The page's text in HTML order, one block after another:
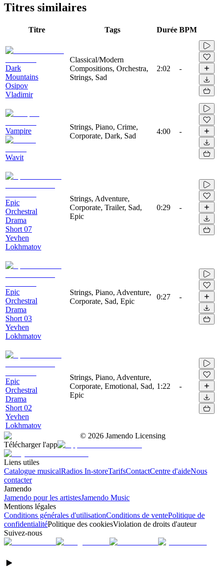
Titres similaires
Titre Tags Durée BPM
Dark
Mountains
Osipov
Vladimir
Classical/Modern
Compositions, Orchestra,
Strings, Sad
2:02 -
Vampire
Wavit
Strings, Piano, Crime,
Corporate, Dark, Sad
4:00 -
Epic
Orchestral
Drama
Short 07
Yevhen
Lokhmatov
Strings, Adventure,
Corporate, Trailer, Sad,
Epic
0:29 -
Epic
Orchestral
Drama
Short 03
Yevhen
Lokhmatov
Strings, Piano, Adventure,
Corporate, Sad, Epic
0:27 -
Epic
Orchestral
Drama
Short 02
Yevhen
Lokhmatov
Strings, Piano, Adventure,
Corporate, Emotional, Sad,
Epic
1:22 -
© 2026 Jamendo Licensing
Télécharger l'app
Liens utiles
Catalogue musicalRadios In-storeTarifsContactCentre d'aideNous
contacter
Jamendo
Jamendo pour les artistesJamendo Music
Mentions légales
Conditions générales d'utilisationConditions de ventePolitique de
confidentialitéPolitique des cookiesViolation de droits d'auteur
Suivez-nous